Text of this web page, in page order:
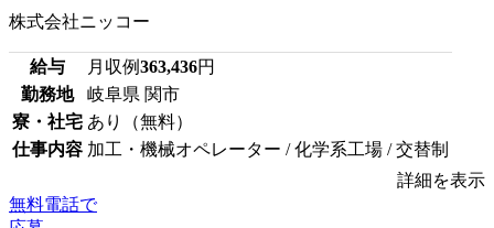
株式会社ニッコー
給与 月収例363,436円
勤務地
岐阜県 関市
寮・社宅 あり（無料）
仕事内容 加工・機械オペレーター / 化学系工場 / 交替制
詳細を表示
無料電話で